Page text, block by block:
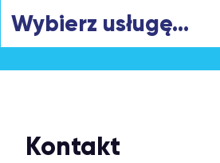
Kontakt